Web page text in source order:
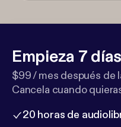
Empieza 7
$99 / mes después de
Cancela cuando
20 horas de